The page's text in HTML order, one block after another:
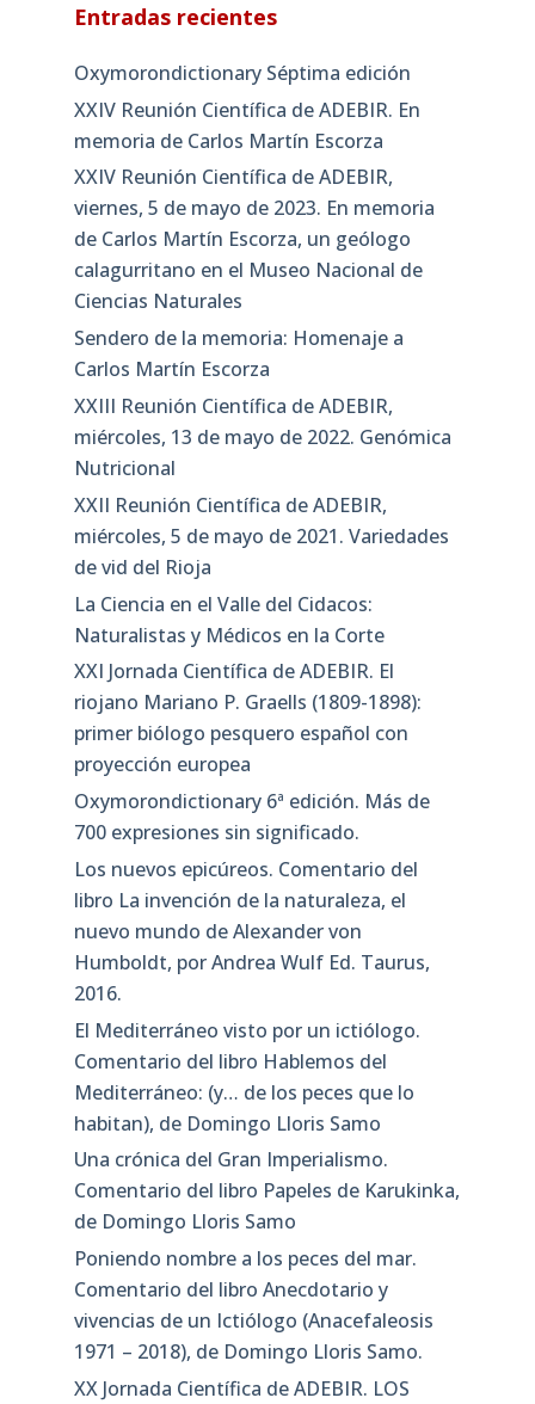
Entradas recientes
Oxymorondictionary Séptima edición
XXIV Reunión Científica de ADEBIR. En
memoria de Carlos Martín Escorza
XXIV Reunión Científica de ADEBIR,
viernes, 5 de mayo de 2023. En memoria
de Carlos Martín Escorza, un geólogo
calagurritano en el Museo Nacional de
Ciencias Naturales
Sendero de la memoria: Homenaje a
Carlos Martín Escorza
XXIII Reunión Científica de ADEBIR,
miércoles, 13 de mayo de 2022. Genómica
Nutricional
XXII Reunión Científica de ADEBIR,
miércoles, 5 de mayo de 2021. Variedades
de vid del Rioja
La Ciencia en el Valle del Cidacos:
Naturalistas y Médicos en la Corte
XXI Jornada Científica de ADEBIR. El
riojano Mariano P. Graells (1809-1898):
primer biólogo pesquero español con
proyección europea
Oxymorondictionary 6ª edición. Más de
700 expresiones sin significado.
Los nuevos epicúreos. Comentario del
libro La invención de la naturaleza, el
nuevo mundo de Alexander von
Humboldt, por Andrea Wulf Ed. Taurus,
2016.
El Mediterráneo visto por un ictiólogo.
Comentario del libro Hablemos del
Mediterráneo: (y… de los peces que lo
habitan), de Domingo Lloris Samo
Una crónica del Gran Imperialismo.
Comentario del libro Papeles de Karukinka,
de Domingo Lloris Samo
Poniendo nombre a los peces del mar.
Comentario del libro Anecdotario y
vivencias de un Ictiólogo (Anacefaleosis
1971 – 2018), de Domingo Lloris Samo.
XX Jornada Científica de ADEBIR. LOS